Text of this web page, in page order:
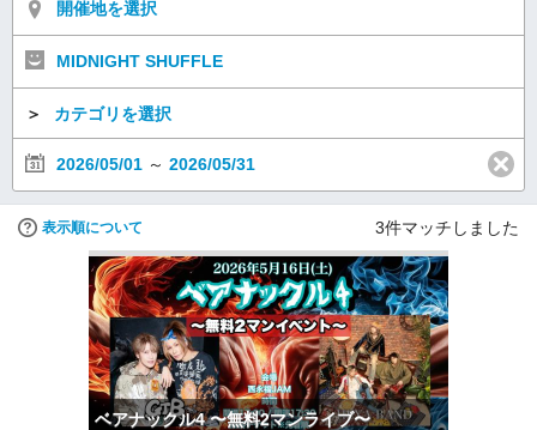
開催地を選択
MIDNIGHT SHUFFLE
＞ カテゴリを選択
2026/05/01 ～ 2026/05/31
表示順について 3件マッチしました
ベアナックル4 〜無料2マンライブ〜